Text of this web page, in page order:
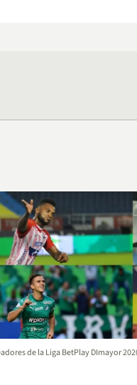
de la Liga BetPlay DImayor